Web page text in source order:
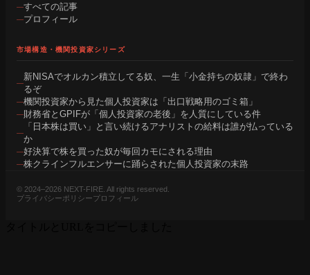
すべての記事
プロフィール
市場構造・機関投資家シリーズ
新NISAでオルカン積立してる奴、一生「小金持ちの奴隷」で終わ
るぞ
機関投資家から見た個人投資家は「出口戦略用のゴミ箱」
財務省とGPIFが「個人投資家の老後」を人質にしている件
「日本株は買い」と言い続けるアナリストの給料は誰が払っている
か
好決算で株を買った奴が毎回カモにされる理由
株クラインフルエンサーに踊らされた個人投資家の末路
© 2024–2026 NEXT-FIRE. All rights reserved.
プライバシーポリシープロフィール